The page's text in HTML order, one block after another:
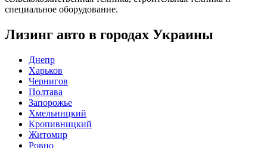
специальное оборудование.
Лизинг авто в городах Украины
Днепр
Харьков
Чернигов
Полтава
Запорожье
Хмельницкий
Кропивницкий
Житомир
Ровно